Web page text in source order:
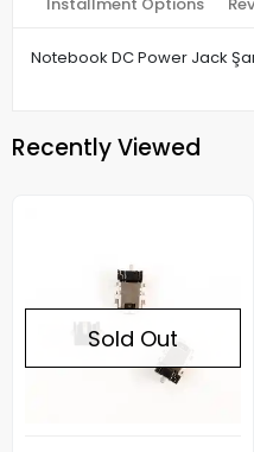
Notebook DC Power Jack
Recently Viewed
Sold Out